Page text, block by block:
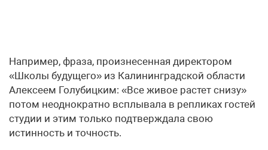
Например, фраза, произнесенная директором
«Школы будущего» из Калининградской области
Алексеем Голубицким: «Все живое растет снизу»
потом неоднократно всплывала в репликах гостей
студии и этим только подтверждала свою
истинность и точность.